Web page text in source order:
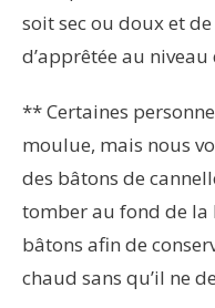
soit sec ou doux et
d’apprêtée au niveau
** Certaines
moulue, mais nous
des bâtons de
tomber au fond de la
bâtons afin de
chaud sans qu’il ne